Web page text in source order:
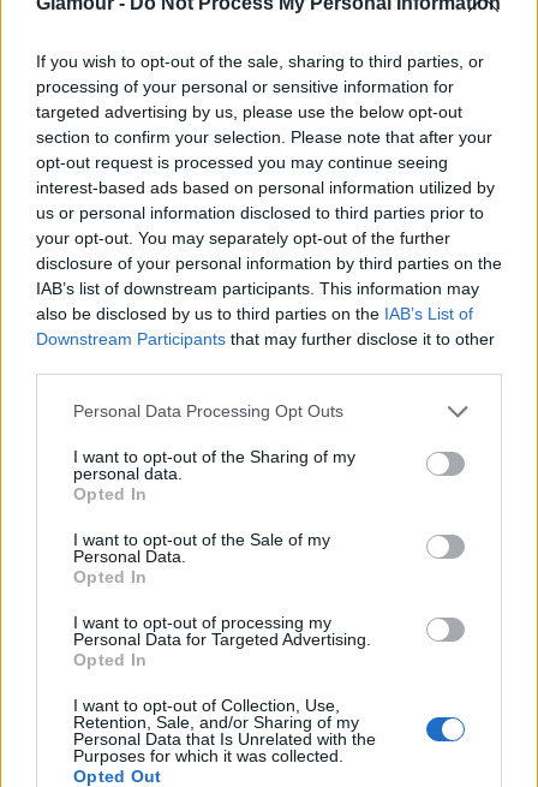
If you wish to opt-out of the sale, sharing to third parties, or
processing of your personal or sensitive information for
targeted advertising by us, please use the below opt-out
section to confirm your selection. Please note that after your
opt-out request is processed you may continue seeing
interest-based ads based on personal information utilized by
us or personal information disclosed to third parties prior to
your opt-out. You may separately opt-out of the further
disclosure of your personal information by third parties on the
IAB’s list of downstream participants. This information may
also be disclosed by us to third parties on the IAB’s List of
Downstream Participants that may further disclose it to other
Please note that this website/app uses one or more Google
not limited to your visit or usage behaviour. You may click to
grant or deny consent to Google and its third-party tags to
use your data for below specified purposes in below Google
consent section.
Personal Data Processing Opt Outs
I want to opt-out of the Sharing of my
personal data.
Opted In
I want to opt-out of the Sale of my
Personal Data.
Opted In
I want to opt-out of processing my
Personal Data for Targeted Advertising.
Opted In
I want to opt-out of Collection, Use,
Retention, Sale, and/or Sharing of my
Personal Data that Is Unrelated with the
Purposes for which it was collected.
Opted Out
Ganni 2022 őszi-téli kollekció
Copenhagen Fashion Week
Az életstílusod nem
pusztíthatja a
környezetünket!